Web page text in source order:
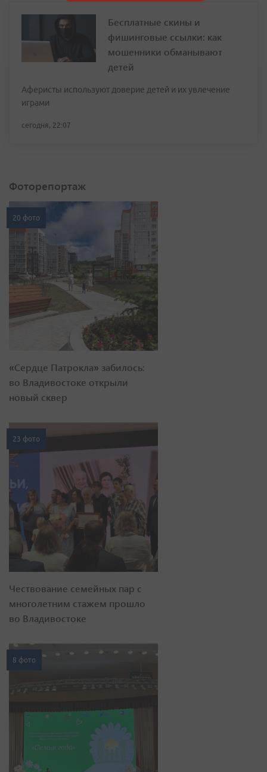
Бесплатные скины и
фишинговые ссылки: как
мошенники обманывают
детей
Аферисты используют доверие детей и их увлечение
играми
сегодня, 22:07
Фоторепортаж
20 фото
«Сердце Патрокла» забилось:
во Владивостоке открыли
новый сквер
23 фото
Чествование семейных пар с
многолетним стажем прошло
во Владивостоке
8 фото